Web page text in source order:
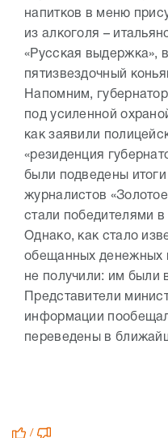
напитков в меню
из алкоголя –
«Русская выдержка»,
пятизвездочный
Напомним,
под усиленной
как заявили
«резиденция
были подведены
журналистов
стали победителями
Однако, как стало
обещанных денежных
не получили: им были
Представители
информации
переведены в
/